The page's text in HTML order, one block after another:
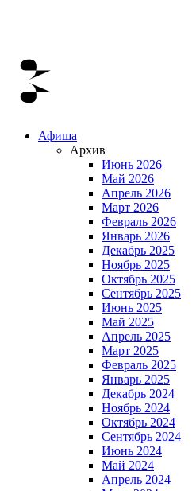
Афиша
Архив
Июнь 2026
Май 2026
Апрель 2026
Март 2026
Февраль 2026
Январь 2026
Декабрь 2025
Ноябрь 2025
Октябрь 2025
Сентябрь 2025
Июнь 2025
Май 2025
Апрель 2025
Март 2025
Февраль 2025
Январь 2025
Декабрь 2024
Ноябрь 2024
Октябрь 2024
Сентябрь 2024
Июнь 2024
Май 2024
Апрель 2024